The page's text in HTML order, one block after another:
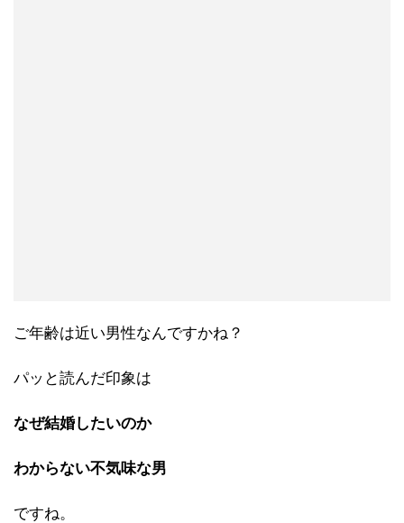
ご年齢は近い男性なんですかね？
パッと読んだ印象は
なぜ結婚したいのか
わからない不気味な男
ですね。